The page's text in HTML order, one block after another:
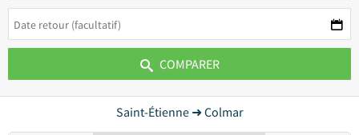
COMPARER
Saint-Étienne ➜ Colmar